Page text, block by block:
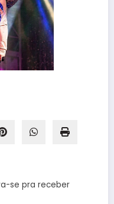
se pra receber